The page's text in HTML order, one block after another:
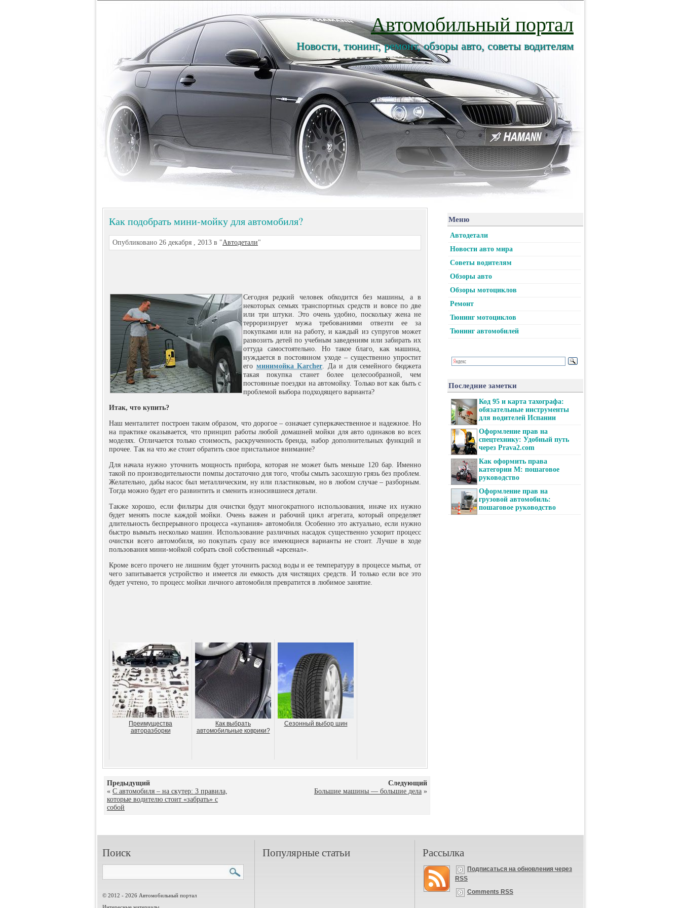
Автомобильный портал
Новости, тюнинг, ремонт, обзоры авто, советы водителям
Как подобрать мини-мойку для автомобиля?
Опубликовано 26 декабря , 2013 в "Автодетали"
Сегодня редкий человек обходится без машины, а в
некоторых семьях транспортных средств и вовсе по две
или три штуки. Это очень удобно, поскольку жена не
терроризирует мужа требованиями отвезти ее за
покупками или на работу, и каждый из супругов может
развозить детей по учебным заведениям или забирать их
оттуда самостоятельно. Но такое благо, как машина,
нуждается в постоянном уходе – существенно упростит
его минимойка Karcher. Да и для семейного бюджета
такая покупка станет более целесообразной, чем
постоянные поездки на автомойку. Только вот как быть с
проблемой выбора подходящего варианта?
Итак, что купить?
Наш менталитет построен таким образом, что дорогое – означает суперкачественное и надежное. Но
на практике оказывается, что принцип работы любой домашней мойки для авто одинаков во всех
моделях. Отличается только стоимость, раскрученность бренда, набор дополнительных функций и
прочее. Так на что же стоит обратить свое пристальное внимание?
Для начала нужно уточнить мощность прибора, которая не может быть меньше 120 бар. Именно
такой по производительности помпы достаточно для того, чтобы смыть засохшую грязь без проблем.
Желательно, дабы насос был металлическим, ну или пластиковым, но в любом случае – разборным.
Тогда можно будет его развинтить и сменить износившиеся детали.
Также хорошо, если фильтры для очистки будут многократного использования, иначе их нужно
будет менять после каждой мойки. Очень важен и рабочий цикл агрегата, который определяет
длительность беспрерывного процесса «купания» автомобиля. Особенно это актуально, если нужно
быстро вымыть несколько машин. Использование различных насадок существенно ускорит процесс
очистки всего автомобиля, но покупать сразу все имеющиеся варианты не стоит. Лучше в ходе
пользования мини-мойкой собрать свой собственный «арсенал».
Кроме всего прочего не лишним будет уточнить расход воды и ее температуру в процессе мытья, от
чего запитывается устройство и имеется ли емкость для чистящих средств. И только если все это
будет учтено, то процесс мойки личного автомобиля превратится в любимое занятие.
Преимущества
авторазборки
Как выбрать
автомобильные коврики?
Сезонный выбор шин
Предыдущий
« С автомобиля – на скутер: 3 правила,
которые водителю стоит «забрать» с
собой
Следующий
Большие машины — большие дела »
Меню
Автодетали
Новости авто мира
Советы водителям
Обзоры авто
Обзоры мотоциклов
Ремонт
Тюнинг мотоциклов
Тюнинг автомобилей
Последние заметки
Код 95 и карта тахографа:
обязательные инструменты
для водителей Испании
Оформление прав на
спецтехнику: Удобный путь
через Prava2.com
Как оформить права
категории М: пошаговое
руководство
Оформление прав на
грузовой автомобиль:
пошаговое руководство
Поиск
© 2012 - 2026 Автомобильный портал
Популярные статьи Рассылка
Подписаться на обновления через
RSS
Comments RSS